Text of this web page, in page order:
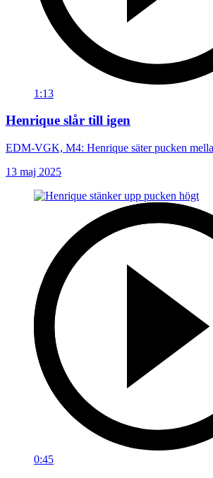
1:13
Henrique slår till igen
EDM-VGK, M4: Henrique säter pucken
13 maj 2025
0:45